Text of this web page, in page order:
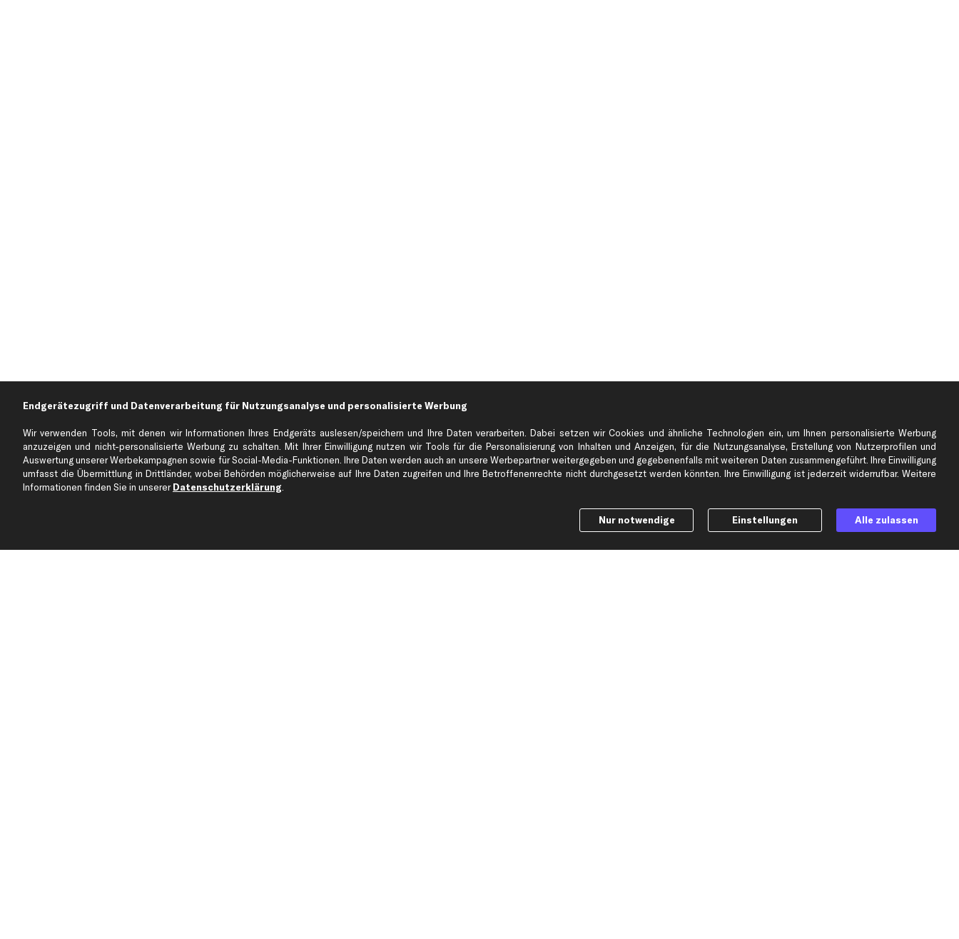
Über kfzteile24
Über uns
Kundenservice
Zahlung
Hilfe & Support Top Produkte
Bremssattel
Top Automarken
Ford Ersatzteile
Endgerätezugriff und Datenverarbeitung für Nutzungsanalyse und personalisierte Werbung
Wir verwenden Tools, mit denen wir Informationen Ihres Endgeräts auslesen/speichern und Ihre Daten verarbeiten. Dabei setzen wir Cookies und ähnliche Technologien ein, um Ihnen personalisierte Werbung
anzuzeigen und nicht-personalisierte Werbung zu schalten. Mit Ihrer Einwilligung nutzen wir Tools für die Personalisierung von Inhalten und Anzeigen, für die Nutzungsanalyse, Erstellung von Nutzerprofilen und
Auswertung unserer Werbekampagnen sowie für Social-Media-Funktionen. Ihre Daten werden auch an unsere Werbepartner weitergegeben und gegebenenfalls mit weiteren Daten zusammengeführt. Ihre Einwilligung
umfasst die Übermittlung in Drittländer, wobei Behörden möglicherweise auf Ihre Daten zugreifen und Ihre Betroffenenrechte nicht durchgesetzt werden könnten. Ihre Einwilligung ist jederzeit widerrufbar. Weitere
Informationen finden Sie in unsererDatenschutzerklärung
Nur notwendige Einstellungen Alle zulassen